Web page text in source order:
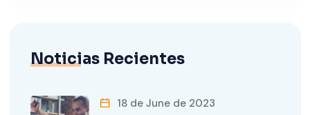
Noticias Recientes
18 de June de 2023